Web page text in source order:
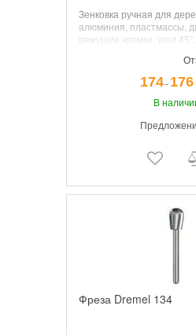
Зенковка ручная для
алюминия, пластмассы,
режущие кромки, угол 45°.
174¯176
В
Фреза Dremel 134